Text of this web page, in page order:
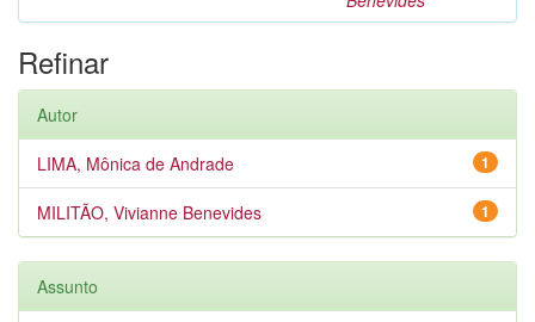
Refinar
Autor
1
LIMA, Mônica de Andrade
1
MILITÃO, Vivianne Benevides
Assunto